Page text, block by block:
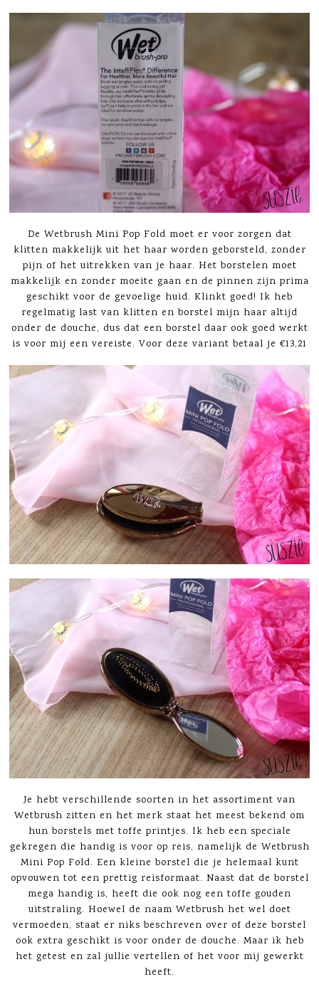
De Wetbrush Mini Pop Fold moet er voor zorgen dat
klitten makkelijk uit het haar worden geborsteld, zonder
pijn of het uitrekken van je haar. Het borstelen moet
makkelijk en zonder moeite gaan en de pinnen zijn prima
geschikt voor de gevoelige huid. Klinkt goed! Ik heb
regelmatig last van klitten en borstel mijn haar altijd
onder de douche, dus dat een borstel daar ook goed werkt
is voor mij een vereiste. Voor deze variant betaal je €13,21
Je hebt verschillende soorten in het assortiment van
Wetbrush zitten en het merk staat het meest bekend om
hun borstels met toffe printjes. Ik heb een speciale
gekregen die handig is voor op reis, namelijk de Wetbrush
Mini Pop Fold. Een kleine borstel die je helemaal kunt
opvouwen tot een prettig reisformaat. Naast dat de borstel
mega handig is, heeft die ook nog een toffe gouden
uitstraling. Hoewel de naam Wetbrush het wel doet
vermoeden, staat er niks beschreven over of deze borstel
ook extra geschikt is voor onder de douche. Maar ik heb
het getest en zal jullie vertellen of het voor mij gewerkt
heeft.